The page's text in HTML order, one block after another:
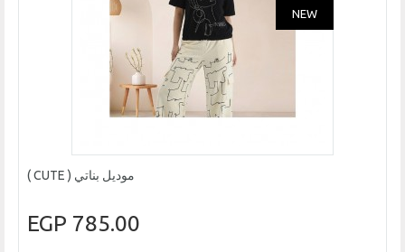
NEW
موديل بناتي ( CUTE )
785.00 EGP